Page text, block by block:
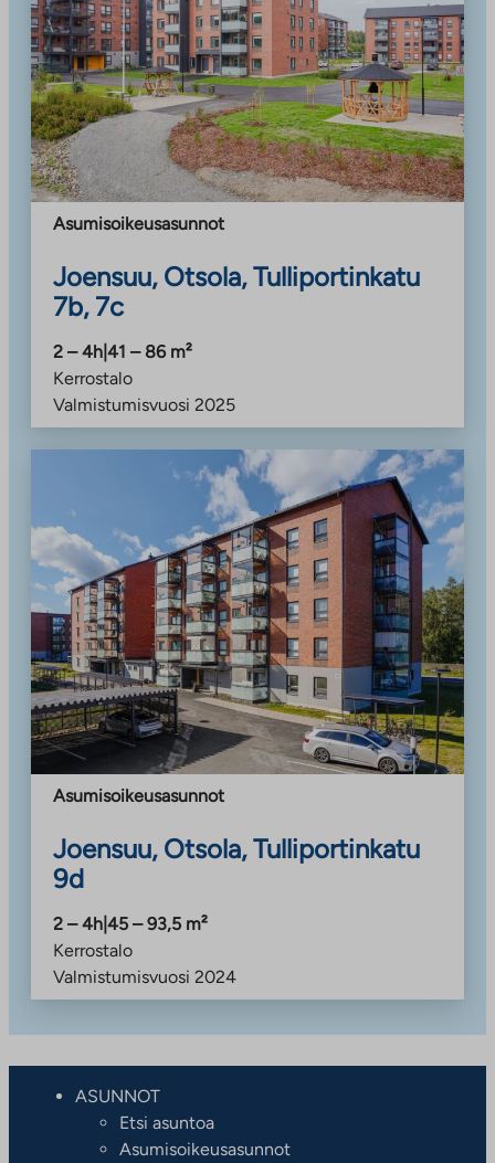
Asumisoikeusasunnot
Joensuu, Otsola, Tulliportinkatu
7b, 7c
2 – 4h 41 – 86 m²
Kerrostalo
Valmistumisvuosi 2025
Asumisoikeusasunnot
Joensuu, Otsola, Tulliportinkatu
9d
2 – 4h 45 – 93,5 m²
Kerrostalo
Valmistumisvuosi 2024
ASUNNOT
Etsi asuntoa
Asumisoikeusasunnot